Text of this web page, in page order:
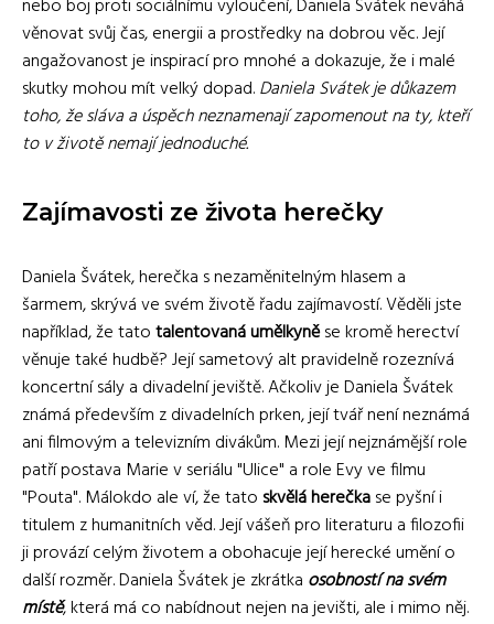
nebo boj proti sociálnímu vyloučení, Daniela Svátek neváhá
věnovat svůj čas, energii a prostředky na dobrou věc. Její
angažovanost je inspirací pro mnohé a dokazuje, že i malé
skutky mohou mít velký dopad.Daniela Svátek je důkazem
toho, že sláva a úspěch neznamenají zapomenout na ty, kteří
to v životě nemají jednoduché.
Zajímavosti ze života herečky
Daniela Švátek, herečka s nezaměnitelným hlasem a
šarmem, skrývá ve svém životě řadu zajímavostí. Věděli jste
například, že tatotalentovaná umělkyněse kromě herectví
věnuje také hudbě? Její sametový alt pravidelně rozeznívá
koncertní sály a divadelní jeviště. Ačkoliv je Daniela Švátek
známá především z divadelních prken, její tvář není neznámá
ani filmovým a televizním divákům. Mezi její nejznámější role
patří postava Marie v seriálu "Ulice" a role Evy ve filmu
"Pouta". Málokdo ale ví, že tato skvělá herečkase pyšní i
titulem z humanitních věd. Její vášeň pro literaturu a filozofii
ji provází celým životem a obohacuje její herecké umění o
další rozměr. Daniela Švátek je zkrátka osobností na svém
místě, která má co nabídnout nejen na jevišti, ale i mimo něj.